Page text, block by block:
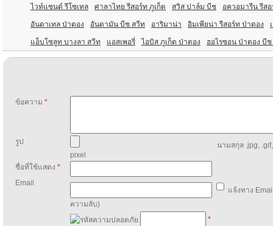
ไวท์แซนด์ รีโซเทล ศาลาไทย รีสอร์ท ภูเก็ต สวิส ปาล์ม บีช อควอมารีน รีส
อันดาเทล ป่าตอง อันดามัน บีช สวีท อาริมาน่า อิมเพียน่า รีสอร์ท ป่าตอง
แอ็บโซลูท บางลา สวีท แอสเพอรี่ ไอบิส ภูเก็ต ป่าตอง ฮอไรซอน ป่าตอง บี
ข้อความ *
รูป
นามสกุล .jpg,
pixel
ชื่อที่ใช้แสดง *
Email
แจ้งทาง
ความลับ)
*